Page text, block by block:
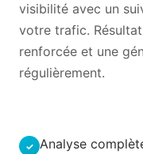
visibilité avec un
votre trafic.
renforcée et une
régulièrement.
Analyse